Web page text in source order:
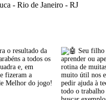
- Rio de Janeiro - RJ